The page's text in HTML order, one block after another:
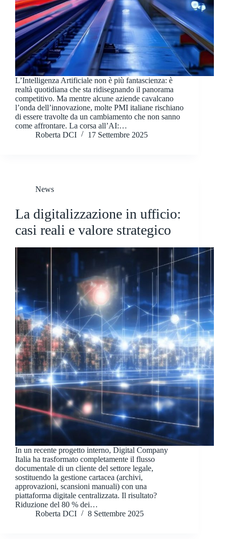
L’Intelligenza Artificiale non è più fantascienza: è
realtà quotidiana che sta ridisegnando il panorama
competitivo. Ma mentre alcune aziende cavalcano
l’onda dell’innovazione, molte PMI italiane rischiano
di essere travolte da un cambiamento che non sanno
come affrontare. La corsa all’AI:…
Roberta DCI
17 Settembre 2025
News
La digitalizzazione in ufficio:
casi reali e valore strategico
In un recente progetto interno, Digital Company
Italia ha trasformato completamente il flusso
documentale di un cliente del settore legale,
sostituendo la gestione cartacea (archivi,
approvazioni, scansioni manuali) con una
piattaforma digitale centralizzata. Il risultato?
Riduzione del 80 % dei…
Roberta DCI
8 Settembre 2025